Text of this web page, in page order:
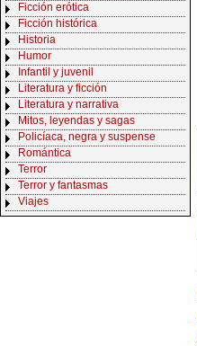
Ficción erótica
Ficción histórica
Historia
Humor
Infantil y juvenil
Literatura y ficción
Literatura y narrativa
Mitos, leyendas y sagas
Policíaca, negra y suspense
Romántica
Terror
Terror y fantasmas
Viajes